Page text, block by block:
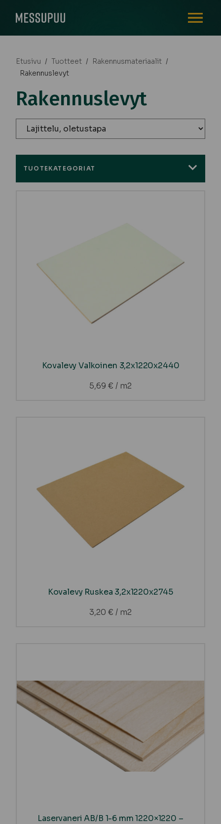
Etusivu / Tuotteet / Rakennusmateriaalit /
Rakennuslevyt
Rakennuslevyt
TUOTEKATEGORIAT
Kovalevy Valkoinen 3,2x1220x2440
5,69 € / m2
Kovalevy Ruskea 3,2x1220x2745
3,20 € / m2
Laservaneri AB/B 1-6 mm 1220×1220 –